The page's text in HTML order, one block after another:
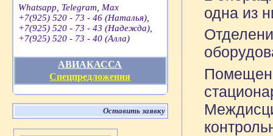
Whatsapp, Telegram, Max
+7(925) 520 - 73 - 46 (Наталья),
+7(925) 520 - 73 - 43 (Надежда),
+7(925) 520 - 73 - 40 (Алла)
АВИАКАССА
Спецпредложения
Оставить заявку
одна из